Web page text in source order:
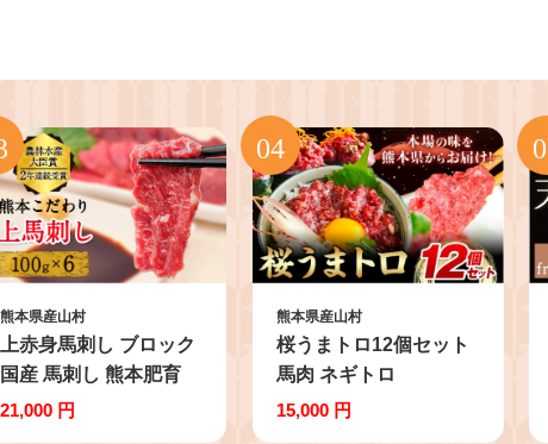
熊本県産山村
上赤身馬刺し ブロック
国産 馬刺し 熊本肥育
馬刺し 冷凍 生食用 た
21,000 円
熊本県産山村
桜うまトロ12個セット
馬肉 ネギトロ
UBUYAMAPLACE 熊
15,000 円